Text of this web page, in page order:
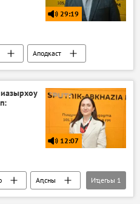
29:19
Аподкаст
12:07
Аԥсны
Иҵегьы 1